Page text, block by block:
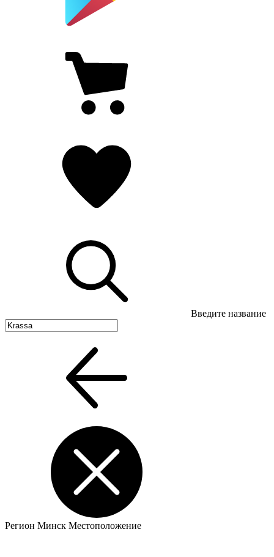
Введите название
Регион Минск Местоположение